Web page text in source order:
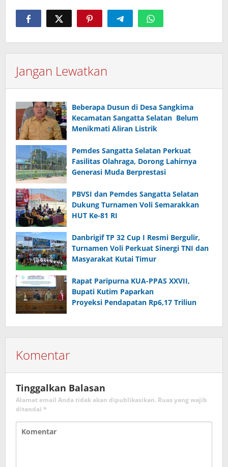
Jangan Lewatkan
Beberapa Dusun di Desa Sangkima
Kecamatan Sangatta Selatan Belum
Menikmati Aliran Listrik
Pemdes Sangatta Selatan Perkuat
Fasilitas Olahraga, Dorong Lahirnya
Generasi Muda Berprestasi
PBVSI dan Pemdes Sangatta Selatan
Dukung Turnamen Voli Semarakkan
HUT Ke-81 RI
Danbrigif TP 32 Cup I Resmi Bergulir,
Turnamen Voli Perkuat Sinergi TNI dan
Masyarakat Kutai Timur
Rapat Paripurna KUA-PPAS XXVII,
Bupati Kutim Paparkan
Proyeksi Pendapatan Rp6,17 Triliun
Komentar
Tinggalkan Balasan
Alamat email Anda tidak akan dipublikasikan. Ruas yang wajib
ditandai *